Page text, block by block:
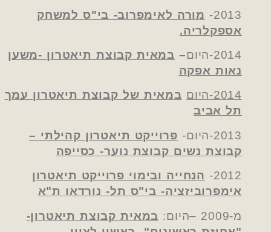
2013-
מורה לאימפרוב- בי"ס למשחק
אספקלריה.
2014-היום
–במאית קבוצת תיאטרון -משען
נאות אפקה
2014-היום
במאית של קבוצת תיאטרון עמך
תל אביב
2013-היום-
פרוייקט תיאטרון קהילתי –
קבוצת נשים קבוצת נוער- כסייפה
2012-
הנחייה ובימוי פרוייקט תיאטרון
אימפרוביזציה- בי"ס תל- נורדאו ת"א
במאית קבוצת תיאטרון-